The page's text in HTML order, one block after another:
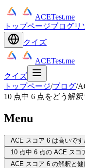
ACETest.me
トップページブログリ
クイズ
ACETest.me
クイズ
トップページ/ブログ/
10 点中 6 点をどう解
Menu
ACE スコア 6 は高いです
10 点中 6 点の ACE スコ
ACE スコア 6 の解釈と健